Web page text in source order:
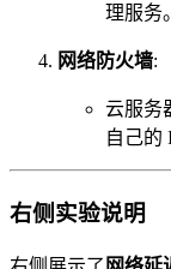
理服务。
网络防火墙:
云服务
自己的
右侧实验说明